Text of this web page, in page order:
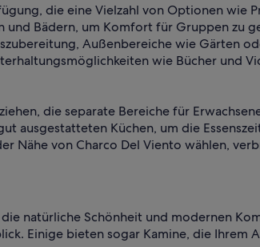
die eine Vielzahl von Optionen wie
Bädern, um Komfort für Gruppen zu
Außenbereiche wie Gärten
wie Bücher und
die separate Bereiche für
ausgestatteten Küchen, um die
Nähe von Charco Del Viento wählen,
natürliche Schönheit und modernen
Einige bieten sogar Kamine, die Ihrem